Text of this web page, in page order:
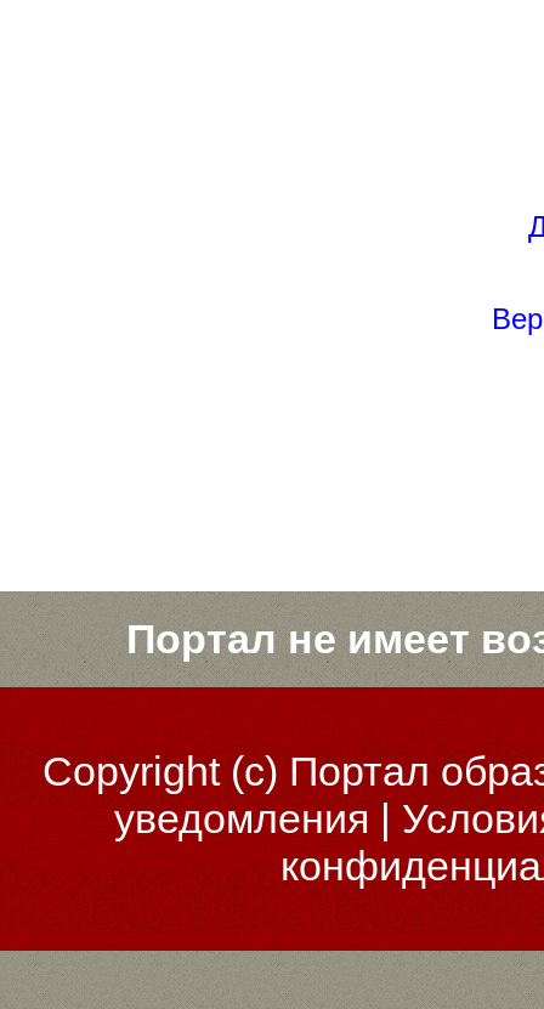
Портал не имеет
Copyright (c)Портал
уведомления |